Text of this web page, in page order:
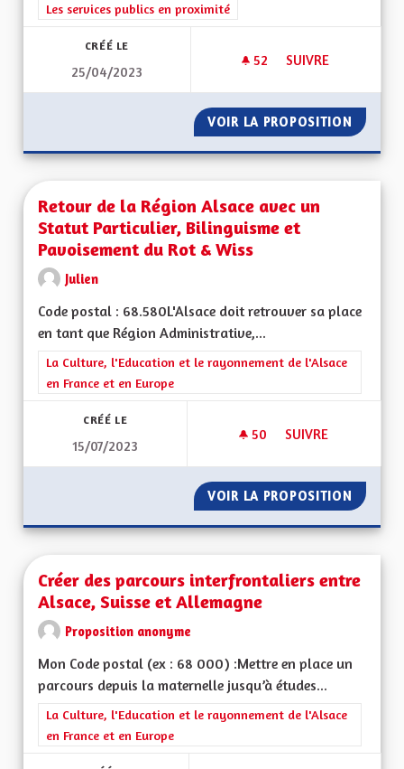
Filtrer les résultats de la catégorie : Les services publics en
Les services publics en proximité
CRÉÉ LE
25/04/2023
52 52 ABONNÉS
SUIVRE
VOIR LA PROPOSITION
Retour de la Région Alsace avec un
Statut Particulier, Bilinguisme et
Pavoisement du Rot & Wiss
Julien
Code postal : 68.580L'Alsace doit retrouver sa place
en tant que Région Administrative,...
Filtrer les résultats de la catégorie : La Culture, l'Education et
La Culture, l'Education et le rayonnement de l'Alsace
en France et en Europe
CRÉÉ LE
15/07/2023
50 50 ABONNÉS
SUIVRE
VOIR LA PROPOSITION
Créer des parcours interfrontaliers entre
Alsace, Suisse et Allemagne
Proposition anonyme
Mon Code postal (ex : 68 000) :Mettre en place un
parcours depuis la maternelle jusqu’à études...
Filtrer les résultats de la catégorie : La Culture, l'Education et
La Culture, l'Education et le rayonnement de l'Alsace
en France et en Europe